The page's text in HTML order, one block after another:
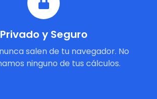
Privado y Seguro
salen de tu navegador. No
ninguno de tus cálculos.